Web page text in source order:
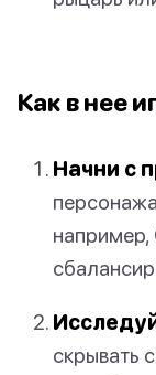
Как в нее
Начни с
скрывать